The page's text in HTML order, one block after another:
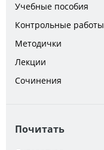
Учебные пособия
Контрольные работы
Методички
Лекции
Сочинения
Почитать